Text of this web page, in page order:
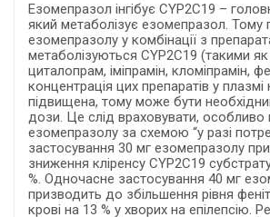
Езомепразол інгібує CYP2С19 –
який метаболізує езомепразол. Тому
езомепразолу у комбінації з
метаболізуються CYP2С19 (такими як
циталопрам, іміпрамін, кломіпрамін,
концентрація цих препаратів у
підвищена, тому може бути
дози. Це слід враховувати, особливо
езомепразолу за схемою “у разі
застосування 30 мг езомепразолу
зниження кліренсу CYP2C19
%. Одночасне застосування 40 мг
призводить до збільшення рівня
крові на 13 % у хворих на епілепсію.